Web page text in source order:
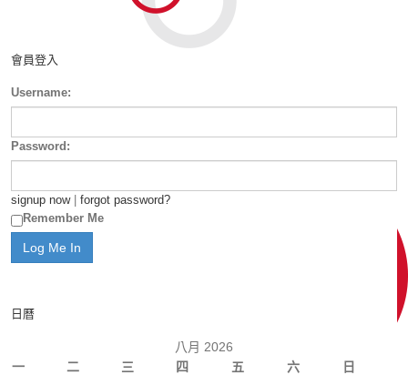
會員登入
Username:
Password:
signup now| forgot password?
Remember Me
日曆
八月 2026
一
二 三 四 五 六 日